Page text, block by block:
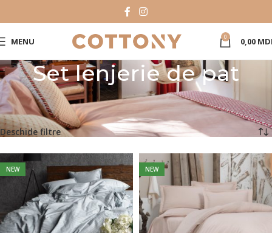
MENU 0 0,00
Set lenjerie de pat
Prima pagină Catalog Produse Set lenjerie de pat Pagina 10
Afișez 217 - 227 din 227 de rezultate
Deschide filtre
NEW NEW